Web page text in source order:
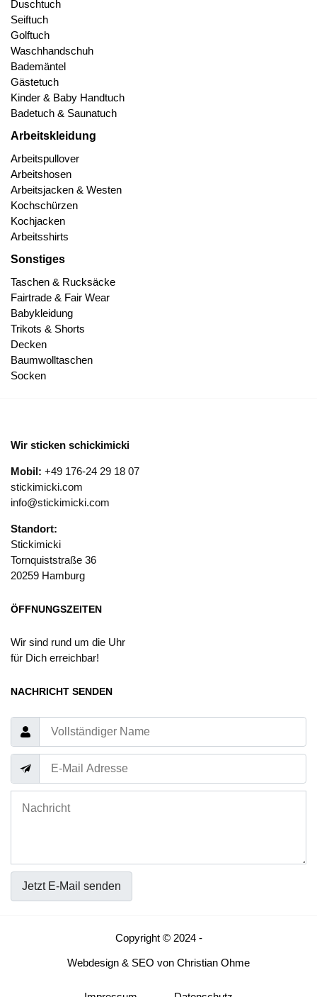
Duschtuch
Seiftuch
Golftuch
Waschhandschuh
Bademäntel
Gästetuch
Kinder & Baby Handtuch
Badetuch & Saunatuch
Arbeitskleidung
Arbeitspullover
Arbeitshosen
Arbeitsjacken & Westen
Kochschürzen
Kochjacken
Arbeitsshirts
Sonstiges
Taschen & Rucksäcke
Fairtrade & Fair Wear
Babykleidung
Trikots & Shorts
Decken
Baumwolltaschen
Socken
Wir sticken schickimicki
Mobil: +49 176-24 29 18 07
stickimicki.com
info@stickimicki.com
Standort:
Stickimicki
Tornquiststraße 36
20259 Hamburg
ÖFFNUNGSZEITEN
Wir sind rund um die Uhr
für Dich erreichbar!
NACHRICHT SENDEN
Jetzt E-Mail senden
Copyright © 2024 -
Webdesign & SEO von Christian Ohme